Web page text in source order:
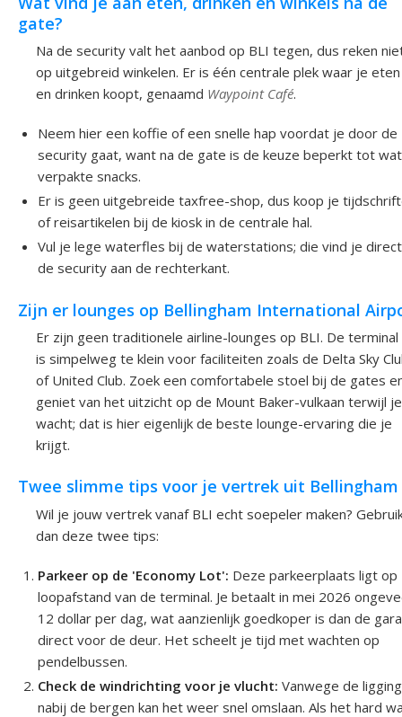
gate?
Na de security valt het aanbod op BLI tegen, dus reken
op uitgebreid winkelen. Er is één centrale plek waar je eten
en drinken koopt, genaamd Waypoint Café.
Neem hier een koffie of een snelle hap voordat je door de
security gaat, want na de gate is de keuze beperkt tot wat
verpakte snacks.
Er is geen uitgebreide taxfree-shop, dus koop je
of reisartikelen bij de kiosk in de centrale hal.
Vul je lege waterfles bij de waterstations; die vind je
de security aan de rechterkant.
Zijn er lounges op Bellingham International
Er zijn geen traditionele airline-lounges op BLI. De terminal
is simpelweg te klein voor faciliteiten zoals de Delta Sky
of United Club. Zoek een comfortabele stoel bij de gates
geniet van het uitzicht op de Mount Baker-vulkaan terwijl je
wacht; dat is hier eigenlijk de beste lounge-ervaring die je
krijgt.
Twee slimme tips voor je vertrek uit Bellingham
Wil je jouw vertrek vanaf BLI echt soepeler maken?
dan deze twee tips:
Parkeer op de 'Economy Lot': Deze parkeerplaats ligt op
loopafstand van de terminal. Je betaalt in mei 2026
12 dollar per dag, wat aanzienlijk goedkoper is dan de
direct voor de deur. Het scheelt je tijd met wachten op
pendelbussen.
Check de windrichting voor je vlucht: Vanwege de ligging
nabij de bergen kan het weer snel omslaan. Als het hard